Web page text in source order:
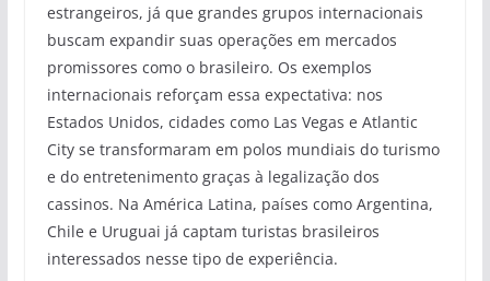
estrangeiros, já que grandes grupos internacionais
buscam expandir suas operações em mercados
promissores como o brasileiro. Os exemplos
internacionais reforçam essa expectativa: nos
Estados Unidos, cidades como Las Vegas e Atlantic
City se transformaram em polos mundiais do turismo
e do entretenimento graças à legalização dos
cassinos. Na América Latina, países como Argentina,
Chile e Uruguai já captam turistas brasileiros
interessados nesse tipo de experiência.